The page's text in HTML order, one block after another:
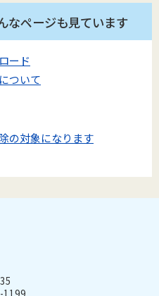
なページも見ています
ード
ついて
の対象になります
1199